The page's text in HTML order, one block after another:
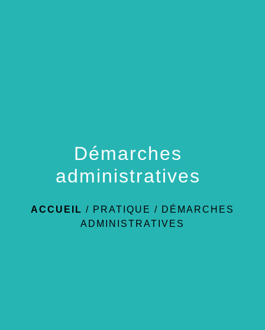
Démarches
administratives
ACCUEIL / PRATIQUE / DÉMARCHES
ADMINISTRATIVES